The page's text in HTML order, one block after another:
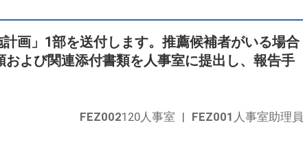
画」1部を送付します。推薦候補者がいる場合
よび関連添付書類を人事室に提出し、報告手
FEZ001 人事室助理員
FEZ002120人事室 |